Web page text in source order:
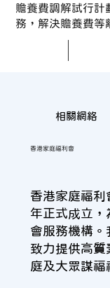
贍養費調解試行計
務，解決贍養費等
香港家庭福利會
香港家庭福
年正式成立，
會服務機構。
致力提供高質
庭及大眾謀福
相關網絡